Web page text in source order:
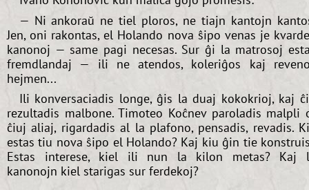
— Ni ankoraŭ ne tiel ploros, ne tiajn kantojn
Jen, oni rakontas, el Holando nova ŝipo venas je
kanonoj — same pagi necesas. Sur ĝi la matrosoj
fremdlandaj — ili ne atendos, koleriĝos kaj
hejmen...
Ili konversaciadis longe, ĝis la duaj kokokrioj, kaj
rezultadis malbone. Timoteo Koĉnev paroladis malpli
ĉiuj aliaj, rigardadis al la plafono, pensadis, revadis.
estas tiu nova ŝipo el Holando? Kaj kiu ĝin tie
Estas interese, kiel ili nun la kilon metas? Kaj
kanonojn kiel starigas sur ferdekoj?